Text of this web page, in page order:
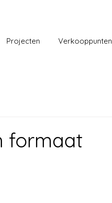
Projecten Verkooppunten
formaat